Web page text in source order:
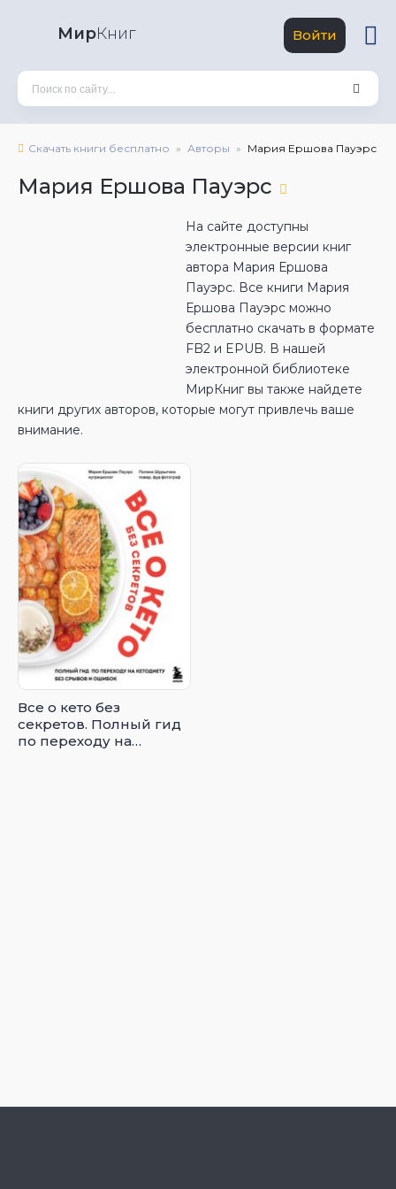
МирКниг Войти
Скачать книги бесплатно Авторы Мария Ершова Пауэрс
Мария Ершова Пауэрс
На сайте доступны
электронные версии книг
автора Мария Ершова
Пауэрс. Все книги Мария
Ершова Пауэрс можно
бесплатно скачать в формате
FB2 и EPUB. В нашей
электронной библиотеке
МирКниг вы также найдете
книги других авторов, которые могут привлечь ваше
внимание.
Все о кето без
секретов. Полный гид
по переходу на